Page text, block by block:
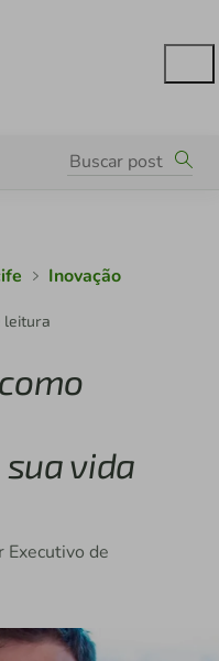
Inovação
leitura
vida
Executivo de